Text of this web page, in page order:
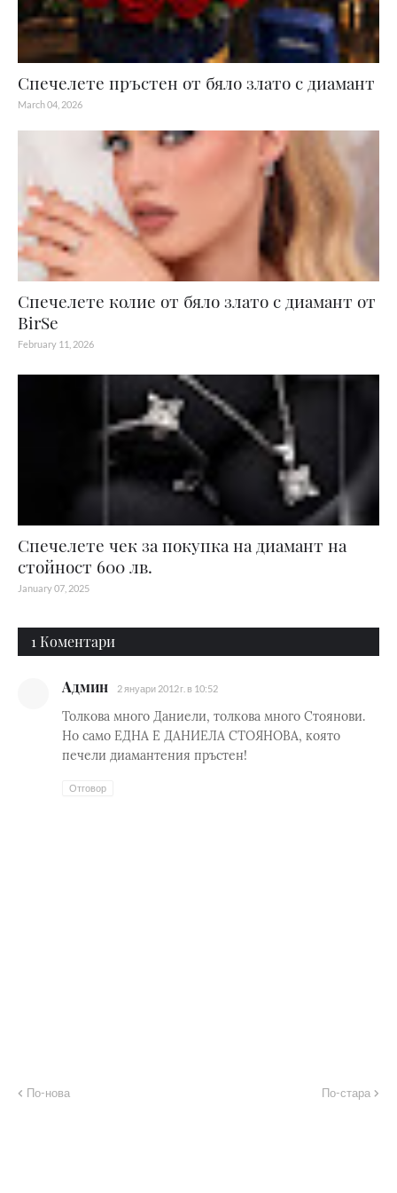
Спечелете пръстен от бяло злато с диамант
March 04, 2026
Спечелете колие от бяло злато с диамант от
BirSe
February 11, 2026
Спечелете чек за покупка на диамант на
стойност 600 лв.
January 07, 2025
1 Коментари
Админ 2 януари 2012 г. в 10:52
Толкова много Даниели, толкова много Стоянови.
Но само ЕДНА Е ДАНИЕЛА СТОЯНОВА, която
печели диамантения пръстен!
Отговор
По-нова По-стара